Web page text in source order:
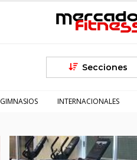
Secciones
GIMNASIOS INTERNACIONALES